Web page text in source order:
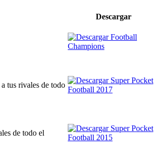
Descargar
tus rivales de todo
de todo el